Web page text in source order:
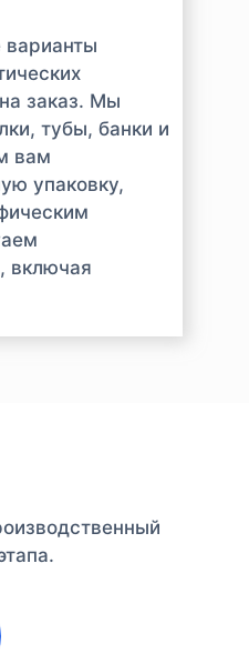
заказ. Мы
тубы, банки и
вам
упаковку,
включая